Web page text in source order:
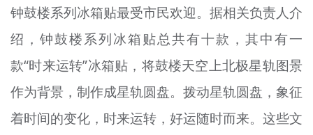
钟鼓楼系列冰箱贴最受市民欢迎。据相关负责人介
绍，钟鼓楼系列冰箱贴总共有十款，其中有一
款“时来运转”冰箱贴，将鼓楼天空上北极星轨图景
作为背景，制作成星轨圆盘。拨动星轨圆盘，象征
着时间的变化，时来运转，好运随时而来。这些文